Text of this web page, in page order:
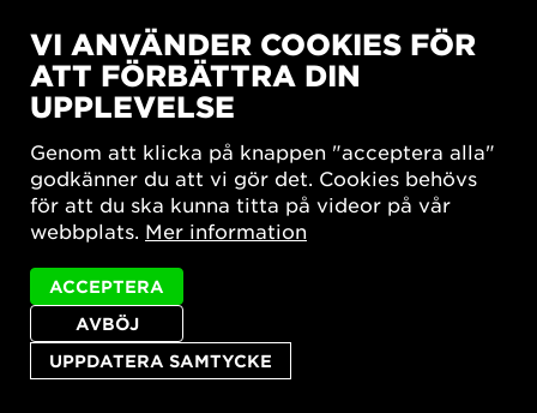
New European Bauhaus
SUSTAINORDIC
Share Future Living
What Matter_s
Integritetspolicy
Cookie-inställningar
© 2026 Form/Design Center
VI ANVÄNDER COOKIES FÖR
ATT FÖRBÄTTRA DIN
UPPLEVELSE
Genom att klicka på knappen "acceptera alla"
godkänner du att vi gör det. Cookies behövs
för att du ska kunna titta på videor på vår
webbplats. Mer information
UPPDATERA SAMTYCKE
AVBÖJ
ACCEPTERA